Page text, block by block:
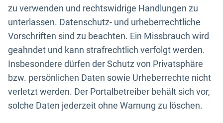
zu verwenden und rechtswidrige Handlungen zu
unterlassen. Datenschutz- und urheberrechtliche
Vorschriften sind zu beachten. Ein Missbrauch wird
geahndet und kann strafrechtlich verfolgt werden.
Insbesondere dürfen der Schutz von Privatsphäre
bzw. persönlichen Daten sowie Urheberrechte nicht
verletzt werden. Der Portalbetreiber behält sich vor,
solche Daten jederzeit ohne Warnung zu löschen.